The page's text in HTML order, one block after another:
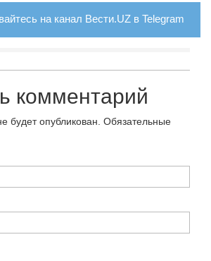
на канал Вести.UZ в Telegram
комментарий
будет опубликован. Обязательные